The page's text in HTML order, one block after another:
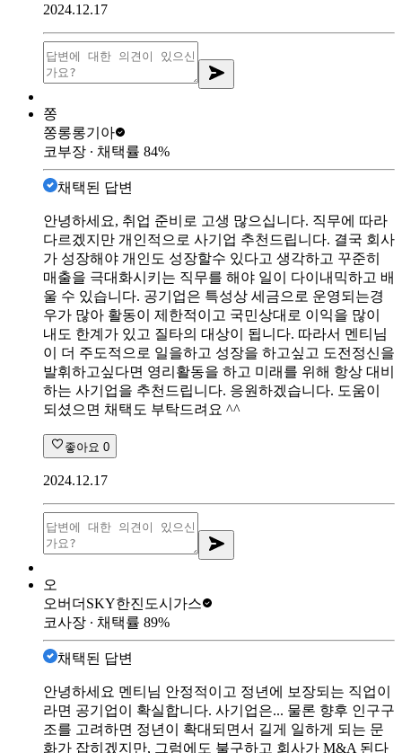
2024.12.17
쫑
쫑롱롱기아
코부장 ∙ 채택률 84%
채택된 답변
안녕하세요, 취업 준비로 고생 많으십니다. 직무에 따라
다르겠지만 개인적으로 사기업 추천드립니다. 결국 회사
가 성장해야 개인도 성장할수 있다고 생각하고 꾸준히
매출을 극대화시키는 직무를 해야 일이 다이내믹하고 배
울 수 있습니다. 공기업은 특성상 세금으로 운영되는경
우가 많아 활동이 제한적이고 국민상대로 이익을 많이
내도 한계가 있고 질타의 대상이 됩니다. 따라서 멘티님
이 더 주도적으로 일을하고 성장을 하고싶고 도전정신을
발휘하고싶다면 영리활동을 하고 미래를 위해 항상 대비
하는 사기업을 추천드립니다. 응원하겠습니다. 도움이
되셨으면 채택도 부탁드려요 ^^
좋아요 0
2024.12.17
오
오버더SKY한진도시가스
코사장 ∙ 채택률 89%
채택된 답변
안녕하세요 멘티님 안정적이고 정년에 보장되는 직업이
라면 공기업이 확실합니다. 사기업은... 물론 향후 인구구
조를 고려하면 정년이 확대되면서 길게 일하게 되는 문
화가 잡히겠지만, 그럼에도 불구하고 회사가 M&A 된다